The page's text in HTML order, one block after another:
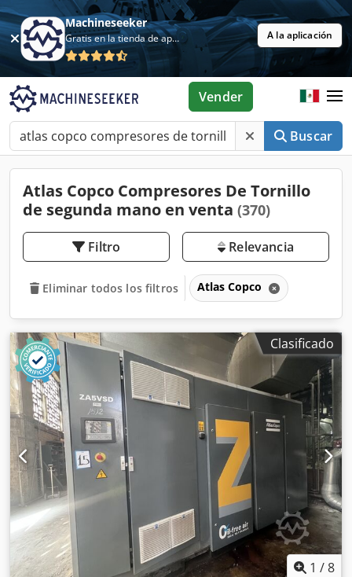
Machineseeker
Gratis en la tienda de aplicaciones A la aplicación
Buscar
Vender
Atlas Copco Compresores De Tornillo
de segunda mano en venta (370)
Filtro Relevancia
Eliminar todos los filtros Atlas Copco
Clasificado
1 /8